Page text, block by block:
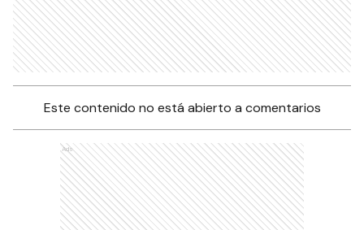
Este contenido no está abierto a comentarios
Ads